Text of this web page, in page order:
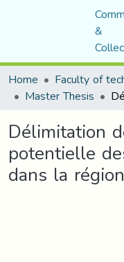
&
Home
Faculty of
Master Thesis
Délimitation
potentielle
dans la